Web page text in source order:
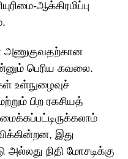
ஆக்கிரமிப்பு
அணுகுவதற்கான
பெரிய கவலை.
உள்நுழைவுச்
பிற ரகசியத்
இது
நிதி மோசடிக்கு